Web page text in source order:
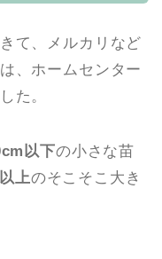
て、メルカリなど
、ホームセンター
た。
以下の小さな苗
上のそこそこ大き